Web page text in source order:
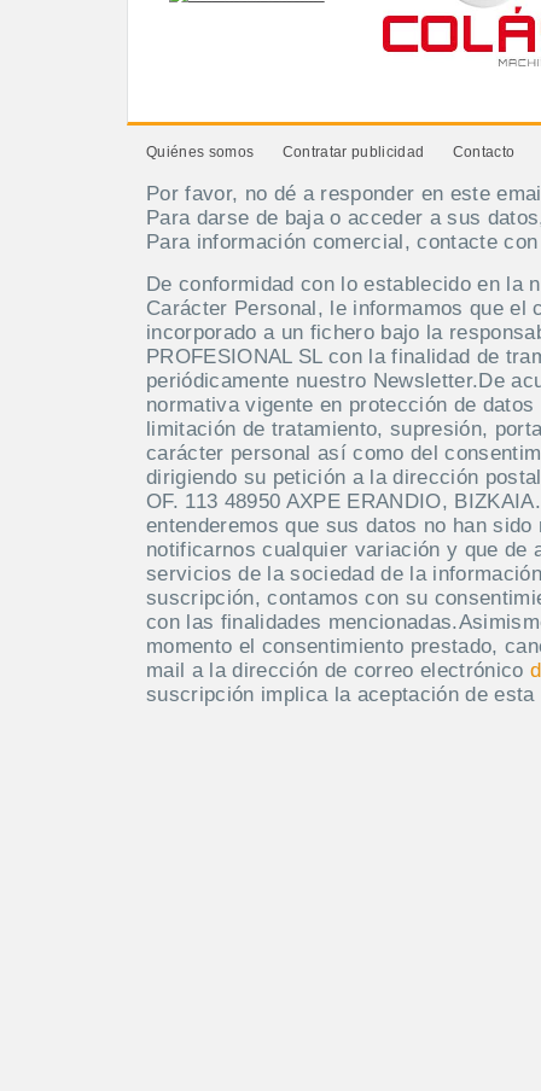
Quiénes somos Contratar publicidad Contacto
Por favor, no dé a responder en este
Para darse de baja o acceder a sus
Para información comercial, contacte
De conformidad con lo establecido en la
Carácter Personal, le informamos que el
incorporado a un fichero bajo la
PROFESIONAL SL con la finalidad de
periódicamente nuestro Newsletter.De
normativa vigente en protección de
limitación de tratamiento, supresión,
carácter personal así como del
dirigiendo su petición a la dirección
OF. 113 48950 AXPE ERANDIO,
entenderemos que sus datos no han
notificarnos cualquier variación y que de
servicios de la sociedad de la
suscripción, contamos con su
con las finalidades
momento el consentimiento prestado,
mail a la dirección de correo electrónico
suscripción implica la aceptación de esta